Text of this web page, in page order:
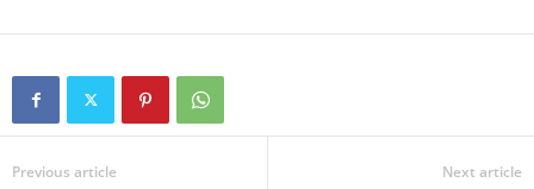
Previous article Next article